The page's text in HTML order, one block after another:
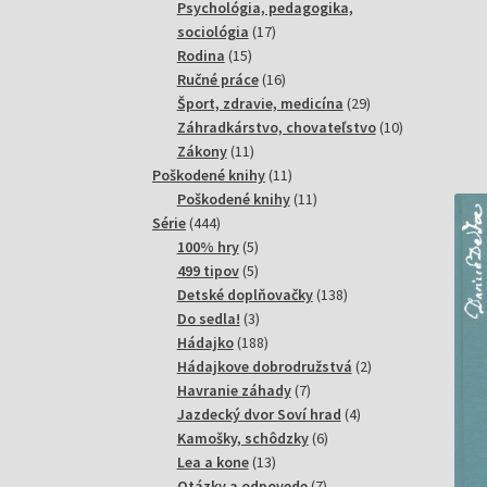
produktov
Psychológia, pedagogika,
sociológia 1717
Rodina 1515
produktov
Ručné práce 1616
produktov
Šport, zdravie, medicína 2929
produktov
Záhradkárstvo, chovateľstvo 1010
Zákony 1111
produktov
Poškodené knihy 1111
produktov
Poškodené knihy 1111
Série 444444
produktov
100% hry 55
produktov
499 tipov 55
produktov
Detské doplňovačky 138138
Do sedla! 33
produkty
Hádajko 188188
produktov
Hádajkove dobrodružstvá 22
Havranie záhady 77
produktov
Jazdecký dvor Soví hrad 44
Kamošky, schôdzky 66
Lea a kone 1313